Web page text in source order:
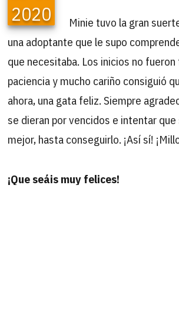
2020
Minie tuvo la gran
una adoptante que le supo
que necesitaba. Los inicios no
paciencia y mucho cariño consiguió
ahora, una gata feliz. Siempre
se dieran por vencidos e intentar que
mejor, hasta conseguirlo. ¡Así sí!
¡Que seáis muy felices!